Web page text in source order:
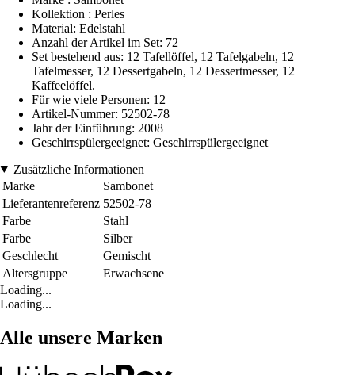
Kollektion : Perles
Material: Edelstahl
Anzahl der Artikel im Set: 72
Set bestehend aus: 12 Tafellöffel, 12 Tafelgabeln, 12
Tafelmesser, 12 Dessertgabeln, 12 Dessertmesser, 12
Kaffeelöffel.
Für wie viele Personen: 12
Artikel-Nummer: 52502-78
Jahr der Einführung: 2008
Geschirrspülergeeignet: Geschirrspülergeeignet
Zusätzliche Informationen
Marke
Sambonet
Lieferantenreferenz 52502-78
Farbe
Stahl
Farbe
Silber
Geschlecht
Gemischt
Altersgruppe
Erwachsene
Loading...
Loading...
Alle unsere Marken